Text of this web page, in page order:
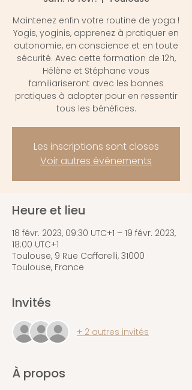
Maintenez enfin votre routine de yoga !
Yogis, yoginis, apprenez à pratiquer en
autonomie, en conscience et en toute
sécurité. Avec cette formation de 12h,
Hélène et Stéphane vous
familiariseront avec les bonnes
pratiques à adopter pour en ressentir
tous les bénéfices.
Les inscriptions sont closes
Voir autres événements
Heure et lieu
18 févr. 2023, 09:30 UTC+1 – 19 févr. 2023,
18:00 UTC+1
Toulouse, 9 Rue Caffarelli, 31000
Toulouse, France
Invités
+ 2 autres invités
À propos